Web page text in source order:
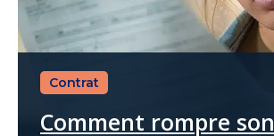
Contrat
Comment rompre son